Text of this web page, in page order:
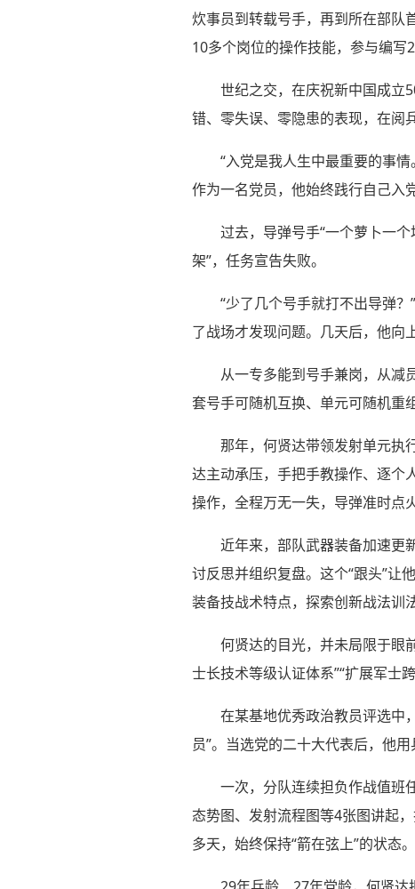
炊事员到转载号手，再到所在部队
10多个岗位的操作技能，参与编写
世纪之交，在庆祝新中国成立
错、零失误、零隐患的表现，在阅
“入党是我人生中最重要的事
作为一名党员，他始终践行自己入
过去，导弹号手“一个萝卜一
架”，任务宣告失败。
“少了几个号手就打不出导弹
了战场才发现问题。几天后，他向
从一专多能到号手兼岗，从减
套号手可随机互换、单元可随机重
那年，何贤达带领发射单元执
达主动承压，手把手教操作、逐个
操作，全程万无一失，导弹准时点
近年来，部队武器装备加速更
讨反思并组织复盘。这个“跟头”让
装备技战术特点，探索创新战法训
何贤达的目光，并未局限于眼
士长技术等级认证体系”“扩展军士
在某基地优秀政治教员评选中
员”。当选党的二十大代表后，他
一次，分队连续担负作战值班
态势图、发射流程图等4张图讲起
多天，始终保持“箭在弦上”的状态。